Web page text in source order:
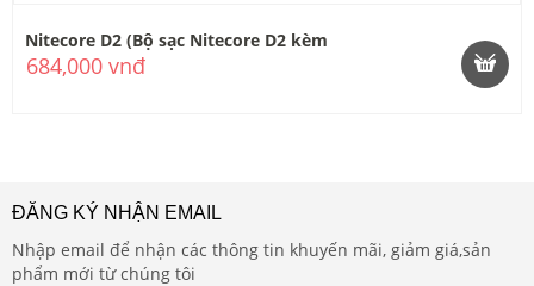
Nitecore D2 (Bộ sạc Nitecore D2 kèm
684,000 vnđ
ĐĂNG KÝ NHẬN EMAIL
Nhập email để nhận các thông tin khuyến mãi, giảm giá,sản
phẩm mới từ chúng tôi